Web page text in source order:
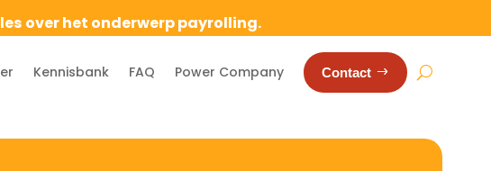
over het onderwerp payrolling.
Kennisbank FAQ Power Company Contact